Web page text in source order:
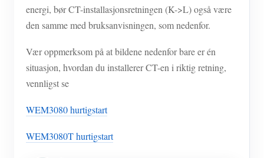
energi, bør CT-installasjonsretningen (K->L) også være
den samme med bruksanvisningen, som nedenfor.
Vær oppmerksom på at bildene nedenfor bare er én
situasjon, hvordan du installerer CT-en i riktig retning,
vennligst se
WEM3080 hurtigstart
WEM3080T hurtigstart